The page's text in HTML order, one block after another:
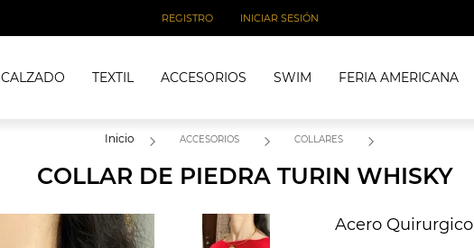
REGISTRO INICIAR SESIÓN
CALZADO TEXTIL ACCESORIOS SWIM FERIA AMERICANA
Inicio ACCESORIOS COLLARES
COLLAR DE PIEDRA TURIN WHISKY
Acero Quirurgico